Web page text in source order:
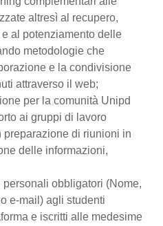
altresì al recupero,
al potenziamento delle
metodologie che
e la condivisione
attraverso il web;
per la comunità Unipd
ai gruppi di lavoro
preparazione di riunioni in
delle informazioni,
personali obbligatori (Nome,
e-mail) agli studenti
e iscritti alle medesime